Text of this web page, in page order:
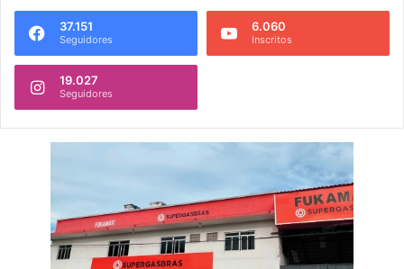
37.151
Seguidores
6.060
Inscritos
19.027
Seguidores